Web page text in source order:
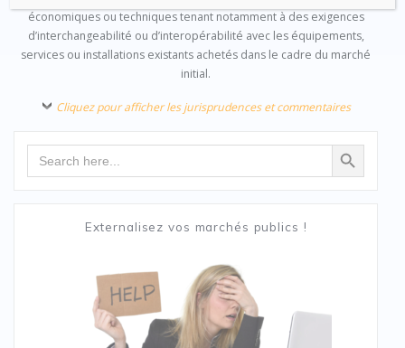
économiques ou techniques tenant notamment à des exigences
d’interchangeabilité ou d’interopérabilité avec les équipements,
services ou installations existants achetés dans le cadre du marché
initial.
Cliquez pour afficher les jurisprudences et commentaires
Search Search Button
Externalisez vos marchés publics !